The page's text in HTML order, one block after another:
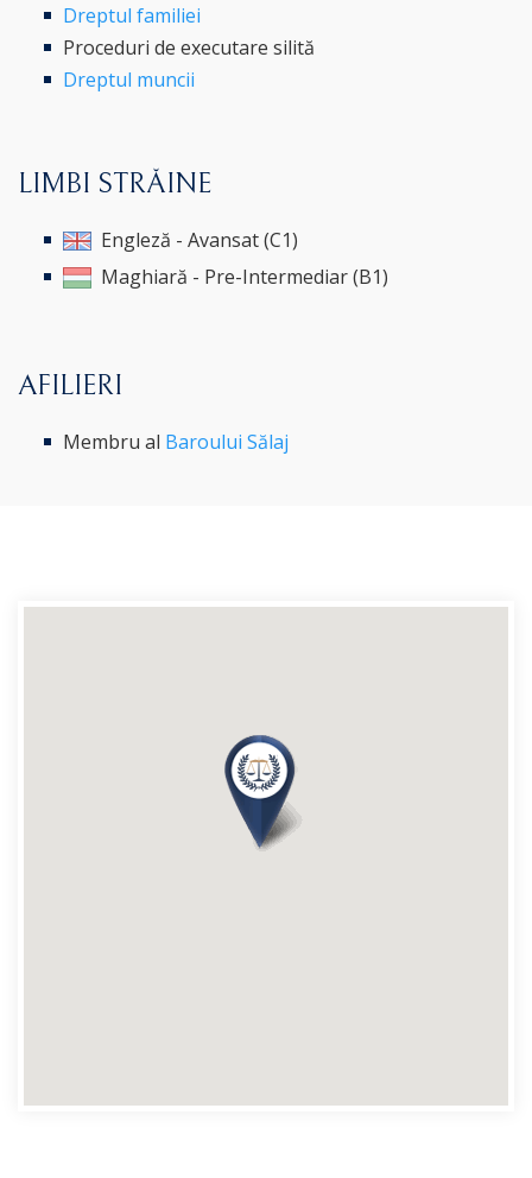
Dreptul familiei
Proceduri de executare silită
Dreptul muncii
LIMBI STRĂINE
Engleză - Avansat (C1)
Maghiară - Pre-Intermediar (B1)
AFILIERI
Membru al Baroului Sălaj